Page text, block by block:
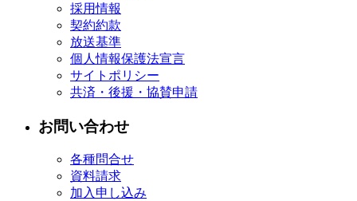
採用情報
契約約款
放送基準
個人情報保護法宣言
サイトポリシー
共済・後援・協賛申請
お問い合わせ
各種問合せ
資料請求
加入申し込み